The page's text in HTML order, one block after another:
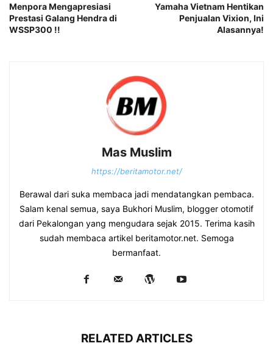
Menpora Mengapresiasi
Prestasi Galang Hendra di
WSSP300 !!
Yamaha Vietnam Hentikan
Penjualan Vixion, Ini
Alasannya!
Mas Muslim
https://beritamotor.net/
Berawal dari suka membaca jadi mendatangkan pembaca.
Salam kenal semua, saya Bukhori Muslim, blogger otomotif
dari Pekalongan yang mengudara sejak 2015. Terima kasih
sudah membaca artikel beritamotor.net. Semoga
bermanfaat.
RELATED ARTICLES